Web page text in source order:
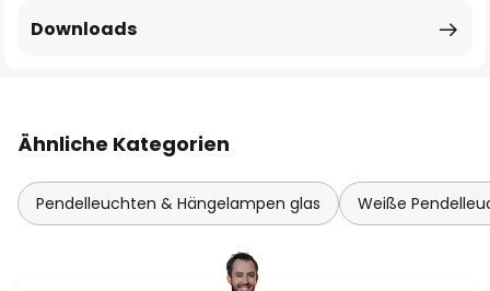
Downloads
Ähnliche Kategorien
Pendelleuchten & Hängelampen glas Weiße